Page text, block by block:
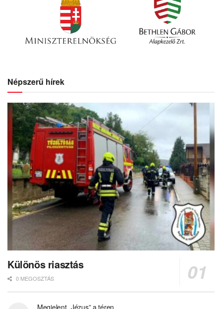
Népszerű hírek
Különös riasztás
0 MEGOSZTÁS
Megjelent „Jézus” a téren